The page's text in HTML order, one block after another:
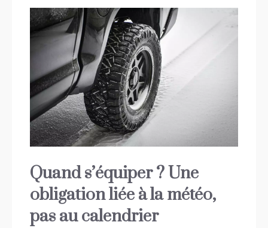
Quand s’équiper ? Une
obligation liée à la météo,
pas au calendrier